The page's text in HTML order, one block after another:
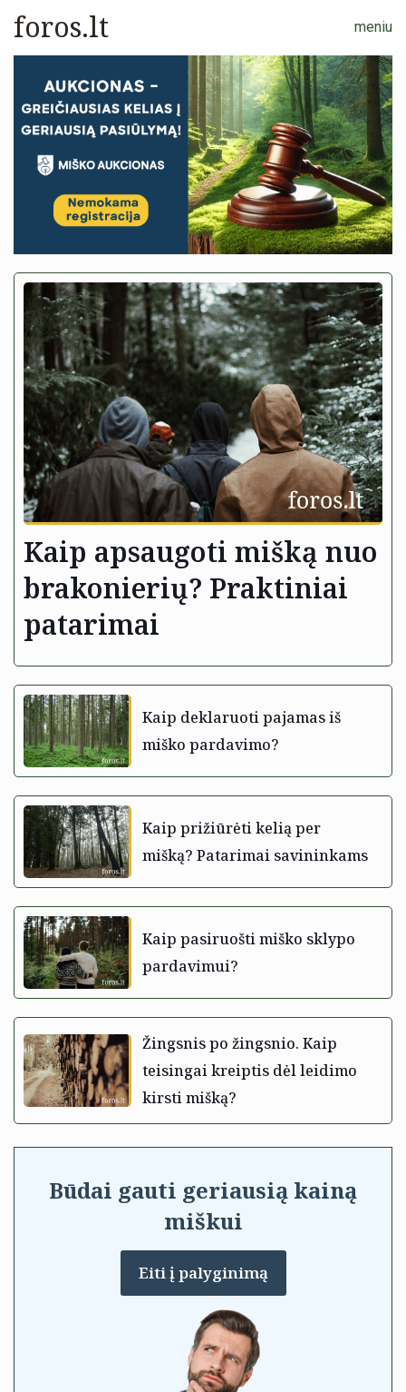
foros.lt meniu
Kaip apsaugoti mišką nuo
brakonierių? Praktiniai
patarimai
Kaip deklaruoti pajamas iš
miško pardavimo?
Kaip prižiūrėti kelią per
mišką? Patarimai savininkams
Kaip pasiruošti miško sklypo
pardavimui?
Žingsnis po žingsnio. Kaip
teisingai kreiptis dėl leidimo
kirsti mišką?
Būdai gauti geriausią kainą
miškui
Eiti į palyginimą